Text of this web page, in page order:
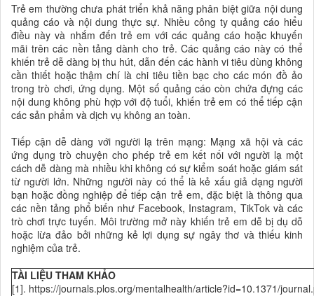
Trẻ em thường chưa phát triển khả năng phân biệt giữa nội dung
quảng cáo và nội dung thực sự. Nhiều công ty quảng cáo hiểu
điều này và nhắm đến trẻ em với các quảng cáo hoặc khuyến
mãi trên các nền tảng dành cho trẻ. Các quảng cáo này có thể
khiến trẻ dễ dàng bị thu hút, dẫn đến các hành vi tiêu dùng không
cần thiết hoặc thậm chí là chi tiêu tiền bạc cho các món đồ ảo
trong trò chơi, ứng dụng. Một số quảng cáo còn chứa đựng các
nội dung không phù hợp với độ tuổi, khiến trẻ em có thể tiếp cận
các sản phẩm và dịch vụ không an toàn.
Tiếp cận dễ dàng với người lạ trên mạng: Mạng xã hội và các
ứng dụng trò chuyện cho phép trẻ em kết nối với người lạ một
cách dễ dàng mà nhiều khi không có sự kiểm soát hoặc giám sát
từ người lớn. Những người này có thể là kẻ xấu giả dạng người
bạn hoặc đồng nghiệp để tiếp cận trẻ em, đặc biệt là thông qua
các nền tảng phổ biến như Facebook, Instagram, TikTok và các
trò chơi trực tuyến. Môi trường mở này khiến trẻ em dễ bị dụ dỗ
hoặc lừa đảo bởi những kẻ lợi dụng sự ngây thơ và thiếu kinh
nghiệm của trẻ.
TÀI LIỆU THAM KHẢO
[1]. https://journals.plos.org/mentalhealth/article?id=10.1371/